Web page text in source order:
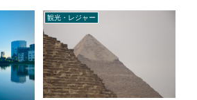
観光・レジャー